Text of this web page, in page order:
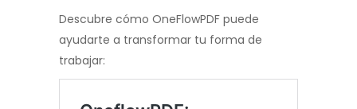
Descubre cómo OneFlowPDF puede
ayudarte a transformar tu forma de
trabajar: